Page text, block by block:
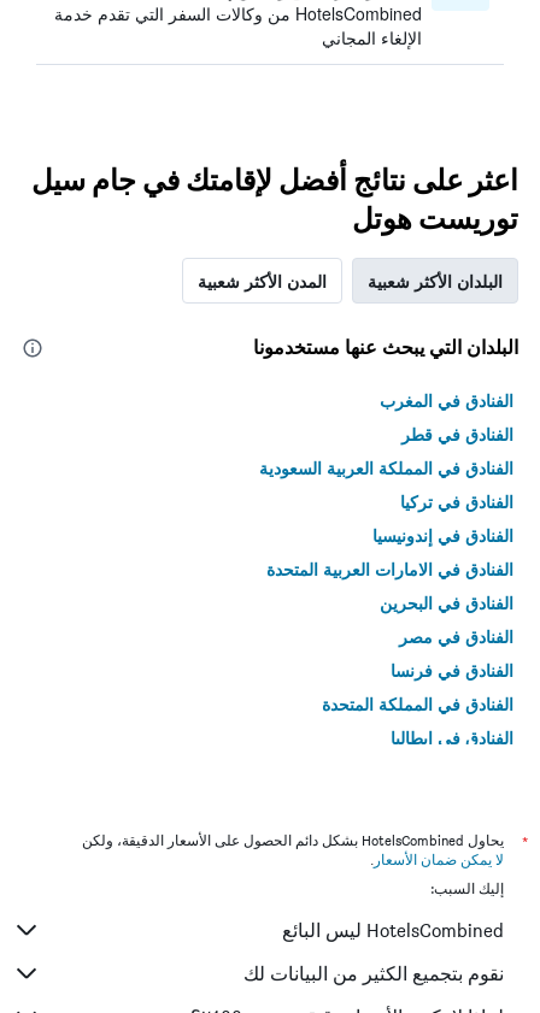
HotelsCombined من وكالات السفر التي تقدم خدمة
الإلغاء المجاني
اعثر على نتائج أفضل لإقامتك في جام سيل
توريست هوتل
البلدان الأكثر شعبية المدن الأكثر شعبية
البلدان التي يبحث عنها مستخدمونا
الفنادق في المغرب
الفنادق في قطر
الفنادق في المملكة العربية السعودية
الفنادق في تركيا
الفنادق في إندونيسيا
الفنادق في الامارات العربية المتحدة
الفنادق في البحرين
الفنادق في مصر
الفنادق في فرنسا
الفنادق في المملكة المتحدة
الفنادق في إيطاليا
*
يحاول HotelsCombined بشكل دائم الحصول على الأسعار الدقيقة، ولكن
لا يمكن ضمان الأسعار .
إليك السبب:
HotelsCombined ليس البائع
نقوم بتجميع الكثير من البيانات لك